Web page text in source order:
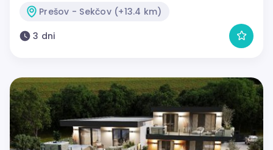
Prešov - Sekčov (+13.4 km)
3 dni